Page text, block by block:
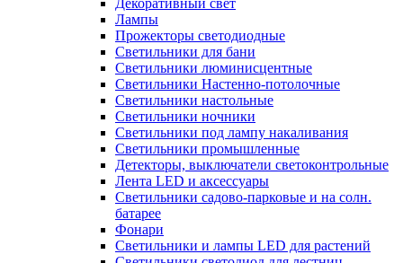
Декоративный свет
Лампы
Прожекторы светодиодные
Светильники для бани
Светильники люминисцентные
Светильники Настенно-потолочные
Светильники настольные
Светильники ночники
Светильники под лампу накаливания
Светильники промышленные
Детекторы, выключатели светоконтрольные
Лента LED и аксессуары
Светильники садово-парковые и на солн.
батарее
Фонари
Светильники и лампы LED для растений